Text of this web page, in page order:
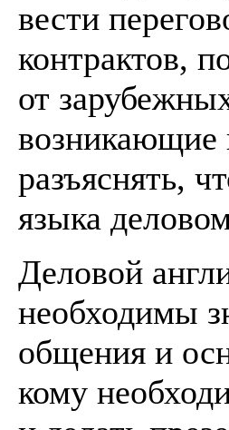
вести
контрактов,
от
возникающие
разъяснять,
языка
Деловой
необходимы
общения и
кому